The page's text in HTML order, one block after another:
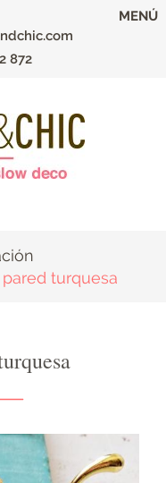
872
MENÚ
turquesa